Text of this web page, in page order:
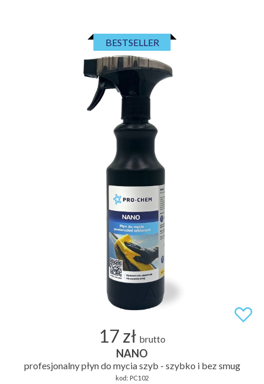
BESTSELLER
17 zł brutto
NANO
profesjonalny płyn do mycia szyb - szybko i bez smug
kod: PC102